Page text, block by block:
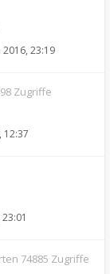
2016, 23:19
Zugriffe
12:37
74885 Zugriffe